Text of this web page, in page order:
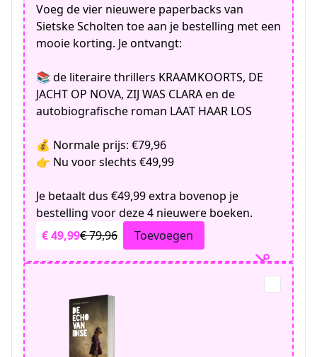
Voeg de vier nieuwere paperbacks van
Sietske Scholten toe aan je bestelling met een
mooie korting. Je ontvangt:
📚 de literaire thrillers KRAAMKOORTS, DE
JACHT OP NOVA, ZIJ WAS CLARA en de
autobiografische roman LAAT HAAR LOS
💰 Normale prijs: €79,96
👉 Nu voor slechts €49,99
Je betaalt dus €49,99 extra bovenop je
bestelling voor deze 4 nieuwere boeken.
€ 49,99€ 79,96 Toevoegen